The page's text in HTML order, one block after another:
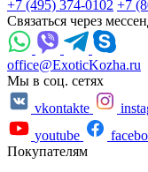
+7 (495) 374-0102 +7
Связаться через
office@ExoticKozha.ru
Мы в соц. сетях
vkontakte
youtube
Покупателям